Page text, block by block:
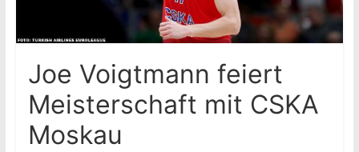
Joe Voigtmann feiert
Meisterschaft mit CSKA
Moskau